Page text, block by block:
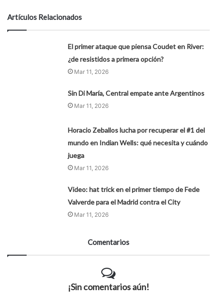
Artículos Relacionados
El primer ataque que piensa Coudet en River:
¿de resistidos a primera opción?
Mar 11, 2026
Sin Di María, Central empate ante Argentinos
Mar 11, 2026
Horacio Zeballos lucha por recuperar el #1 del
mundo en Indian Wells: qué necesita y cuándo
juega
Mar 11, 2026
Video: hat trick en el primer tiempo de Fede
Valverde para el Madrid contra el City
Mar 11, 2026
Comentarios
¡Sin comentarios aún!